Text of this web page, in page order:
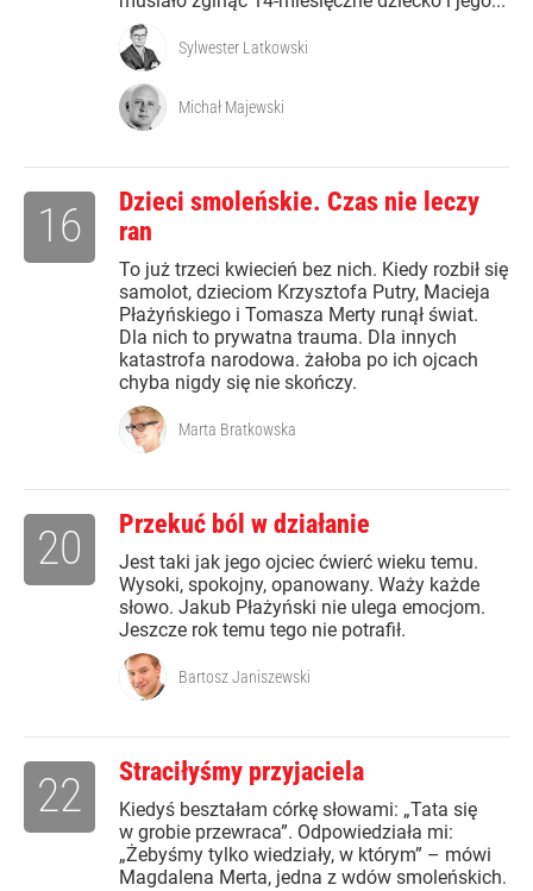
Sylwester Latkowski
Michał Majewski
Dzieci smoleńskie. Czas nie leczy
ran
To już trzeci kwiecień bez nich. Kiedy rozbił się
samolot, dzieciom Krzysztofa Putry, Macieja
Płażyńskiego i Tomasza Merty runął świat.
Dla nich to prywatna trauma. Dla innych
katastrofa narodowa. żałoba po ich ojcach
chyba nigdy się nie skończy.
16
Marta Bratkowska
Przekuć ból w działanie
Jest taki jak jego ojciec ćwierć wieku temu.
Wysoki, spokojny, opanowany. Waży każde
słowo. Jakub Płażyński nie ulega emocjom.
Jeszcze rok temu tego nie potrafił.
20
Bartosz Janiszewski
Straciłyśmy przyjaciela
Kiedyś beształam córkę słowami: „Tata się
w grobie przewraca”. Odpowiedziała mi:
„Żebyśmy tylko wiedziały, w którym” – mówi
Magdalena Merta, jedna z wdów smoleńskich.
22